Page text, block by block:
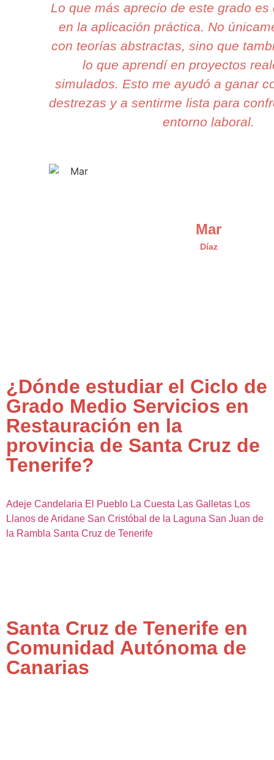
Lo que más aprecio de este grado
en la aplicación práctica. No
con teorías abstractas, sino que
lo que aprendí en proyectos
simulados. Esto me ayudó a ganar
destrezas y a sentirme lista para
entorno laboral.
Mar
Díaz
¿Dónde estudiar el Ciclo de
Grado Medio Servicios en
Restauración en la
provincia de Santa Cruz de
Tenerife?
Adeje Candelaria El Pueblo La Cuesta Las Galletas Los
Llanos de Aridane San Cristóbal de la Laguna San Juan de
la Rambla Santa Cruz de Tenerife
Santa Cruz de Tenerife en
Comunidad Autónoma de
Canarias